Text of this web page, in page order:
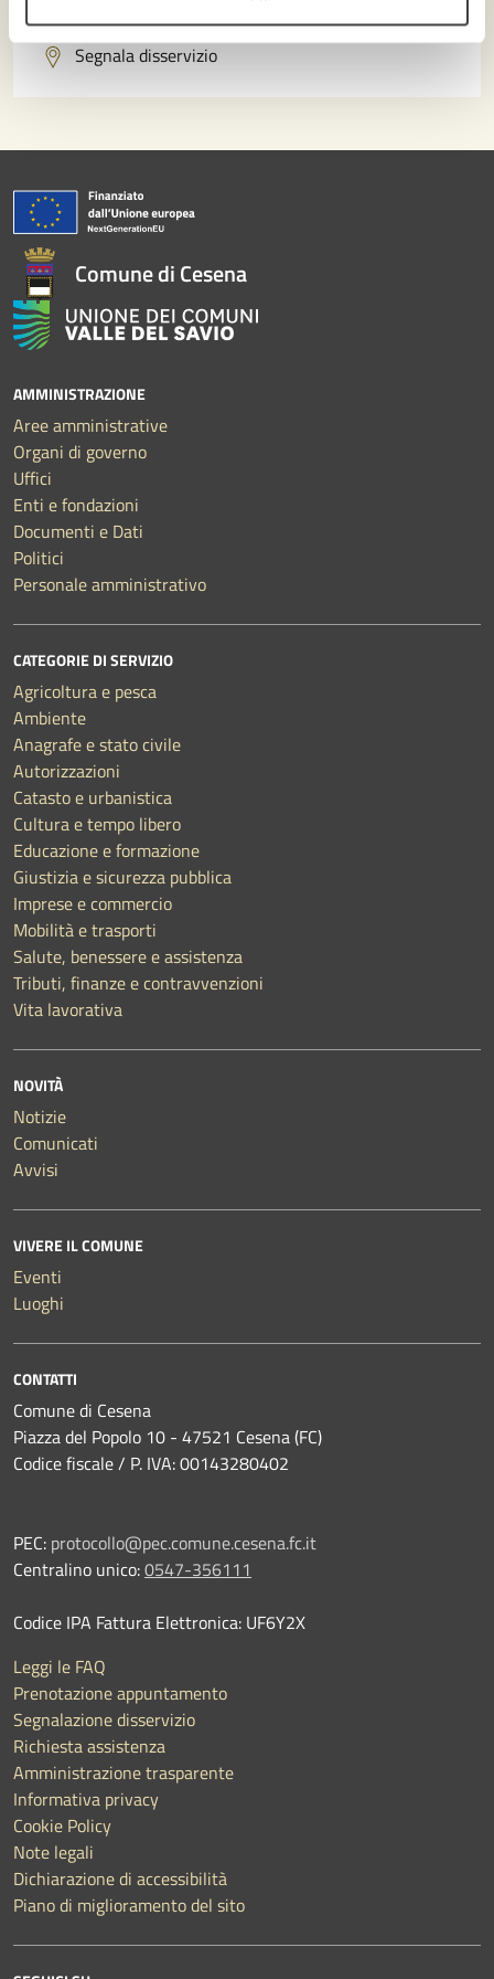
Segnala disservizio
Comune di Cesena
AMMINISTRAZIONE
Aree amministrative
Organi di governo
Uffici
Enti e fondazioni
Documenti e Dati
Politici
Personale amministrativo
CATEGORIE DI SERVIZIO
Agricoltura e pesca
Ambiente
Anagrafe e stato civile
Autorizzazioni
Catasto e urbanistica
Cultura e tempo libero
Educazione e formazione
Giustizia e sicurezza pubblica
Imprese e commercio
Mobilità e trasporti
Salute, benessere e assistenza
Tributi, finanze e contravvenzioni
Vita lavorativa
NOVITÀ
Notizie
Comunicati
Avvisi
VIVERE IL COMUNE
Eventi
Luoghi
CONTATTI
Comune di Cesena
Piazza del Popolo 10 - 47521 Cesena (FC)
Codice fiscale / P. IVA: 00143280402
PEC: protocollo@pec.comune.cesena.fc.it
Centralino unico:0547-356111
Codice IPA Fattura Elettronica: UF6Y2X
Leggi le FAQ
Prenotazione appuntamento
Segnalazione disservizio
Richiesta assistenza
Amministrazione trasparente
Informativa privacy
Cookie Policy
Note legali
Dichiarazione di accessibilità
Piano di miglioramento del sito